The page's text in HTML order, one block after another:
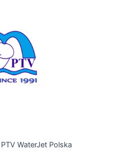
WaterJet Polska